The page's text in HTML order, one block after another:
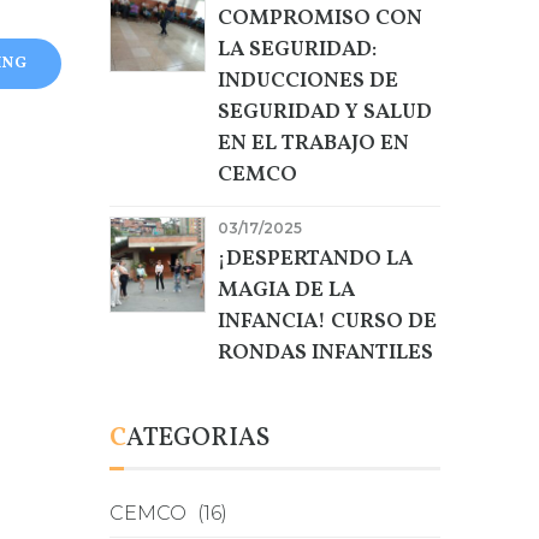
COMPROMISO CON
LA SEGURIDAD:
INDUCCIONES DE
SEGURIDAD Y SALUD
EN EL TRABAJO EN
CEMCO
03/17/2025
¡DESPERTANDO LA
MAGIA DE LA
INFANCIA! CURSO DE
RONDAS INFANTILES
CATEGORIAS
CEMCO (16)